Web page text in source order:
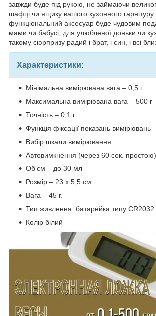
завжди буде під рукою, не займаючи
шафці чи ящику вашого кухонного
функціональний аксесуар буде чудовим
мами чи бабусі, для улюбленої доньки чи
такому сюрпризу радий і брат, і син, і всі
Характеристики:
Мінімальна вимірювана вага – 0,5 г
Максимальна вимірювана вага – 500 г
Точність – 0,1 г
Функція фіксації показань вимірювань
Вибір шкали вимірювання
Автовимкнення (через 60 сек. простою)
Об'єм – до 30 мл
Розмір – 23 х 5,5 см
Вага – 45 г.
Тип живлення: батарейка типу CR2032
Колір білий